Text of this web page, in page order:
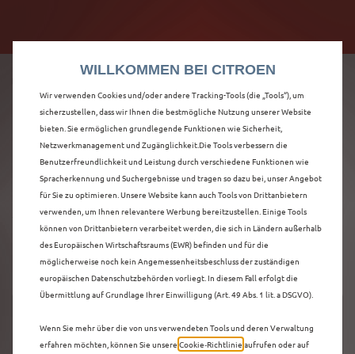
ENTDECKEN SIE ALLE
C5 X NEUWAGEN IN
VELBERT
WILLKOMMEN BEI CITROEN
Wir verwenden Cookies und/oder andere Tracking-Tools (die „Tools“), um
sicherzustellen, dass wir Ihnen die bestmögliche Nutzung unserer Website
bieten. Sie ermöglichen grundlegende Funktionen wie Sicherheit,
Netzwerkmanagement und Zugänglichkeit.Die Tools verbessern die
Benutzerfreundlichkeit und Leistung durch verschiedene Funktionen wie
Spracherkennung und Suchergebnisse und tragen so dazu bei, unser Angebot
für Sie zu optimieren. Unsere Website kann auch Tools von Drittanbietern
verwenden, um Ihnen relevantere Werbung bereitzustellen. Einige Tools
können von Drittanbietern verarbeitet werden, die sich in Ländern außerhalb
des Europäischen Wirtschaftsraums (EWR) befinden und für die
möglicherweise noch kein Angemessenheitsbeschluss der zuständigen
europäischen Datenschutzbehörden vorliegt. In diesem Fall erfolgt die
Übermittlung auf Grundlage Ihrer Einwilligung (Art. 49 Abs. 1 lit. a DSGVO).
Wenn Sie mehr über die von uns verwendeten Tools und deren Verwaltung
erfahren möchten, können Sie unsere Cookie‑Richtlinie aufrufen oder auf